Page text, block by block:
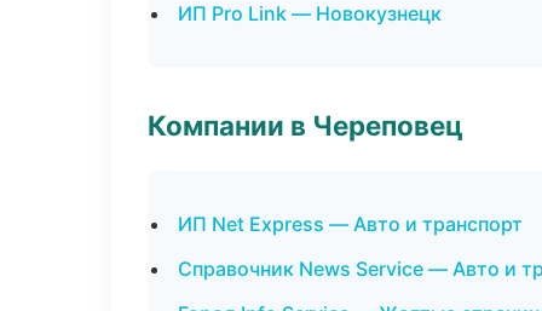
ИП Pro Link — Новокузнецк
Компании в Череповец
ИП Net Express — Авто и транспорт
Справочник News Service — Авто и